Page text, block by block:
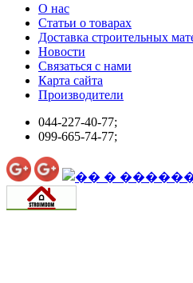
О нас
Статьи о товарах
Доставка строительных
Новости
Связаться с нами
Карта сайта
Производители
044-227-40-77;
099-665-74-77;